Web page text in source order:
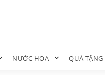
NƯỚC HOA QUÀ TẶNG